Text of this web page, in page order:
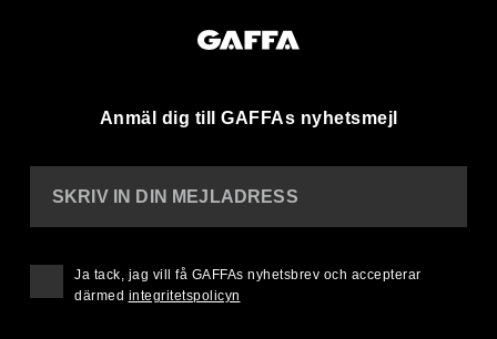
Anmäl dig till GAFFAs nyhetsmejl
SKRIV IN DIN MEJLADRESS
Ja tack, jag vill få GAFFAs nyhetsbrev och accepterar
därmed integritetspolicyn